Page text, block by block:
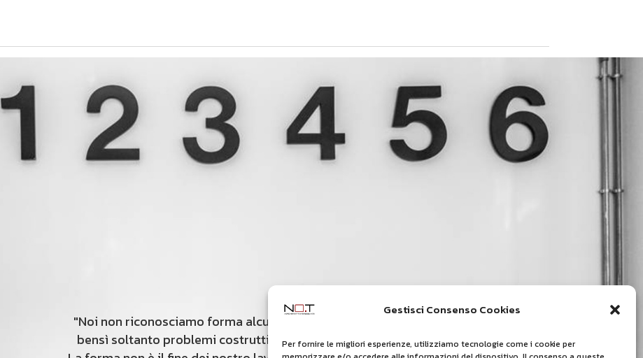
Gestisci Consenso Cookies
Per fornire le migliori esperienze, utilizziamo tecnologie come i cookie per
"Noi non riconosciamo forma alcuna,
bensì soltanto problemi costruttivi.